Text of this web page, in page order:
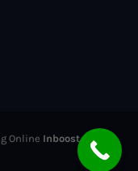
Online Inboost